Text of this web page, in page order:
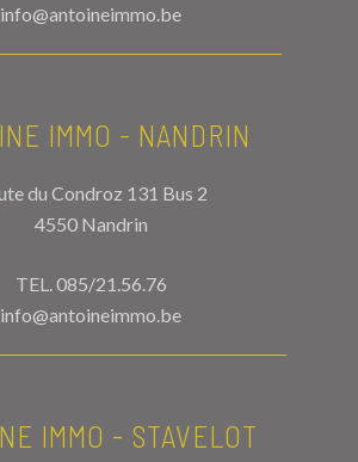
info@antoineimmo.be
IMMO - NANDRIN
du Condroz 131 Bus 2
4550 Nandrin
TEL.085/21.56.76
info@antoineimmo.be
IMMO - STAVELOT